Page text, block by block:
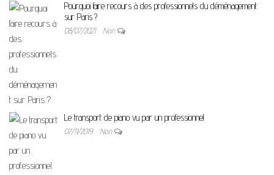
Pourquoi faire recours à des professionnels du déménagement
sur Paris ?
08/07/2021 Non
Le transport de piano vu par un professionnel
07/11/2019 Non